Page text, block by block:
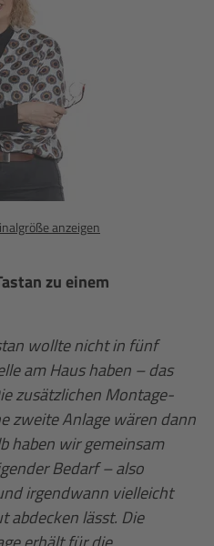
anzeigen
zu einem
wollte nicht in fünf
am Haus haben – das
zusätzlichen Montage-
zweite Anlage wären dann
haben wir gemeinsam
Bedarf – also
irgendwann vielleicht
abdecken lässt. Die